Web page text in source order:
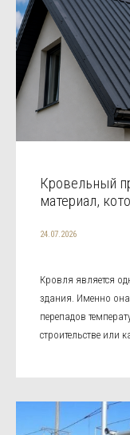
Кровельный
материал,
24.07.2026
Кровля является
здания. Именно
перепадов
строительстве или